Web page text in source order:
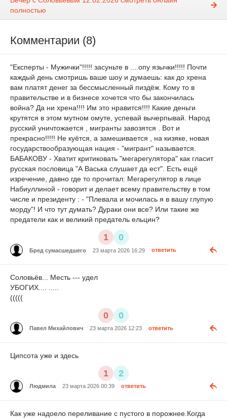
полностью
Комментарии (8)
"Експерты - Мужички"!!!!! засуньте в ....опу язычки!!!!! Почти
каждый день смотришь ваше шоу и думаешь: как до хрена
вам платят денег за бессмысленный пиздёж. Кому то в
правительстве и в бизнесе хочется что бы закончилась
война? Да ни хрена!!!! Им это нравится!!!! Какие деньги
крутятся в этом мутном омуте, успевай вычерпывай. Народ
русский уничтожается , мигранты завозятся . Вот и
прекрасно!!!!! Не куётся, а замешивается , на кизяке, новая
государствообразующая нация - "мигрант" называется.
БАБАКОВУ - Хватит критиковать "мегарегулятора" как гласит
русская пословица "А Васька слушает да ест". Есть ещё
изречение, давно где то прочитал: Мегарегулятор в лице
Набиуллиной - говорит и делает всему правительству в том
числе и президенту : - "Плевала и мочилась я в вашу глупую
морду"! И что тут думать? Дураки они все? Или такие же
предатели как и великий предатель ельцин?
1 0
Бред сумасшедшего 23 марта 2026 16:29 ответить
Соловьёв... Месть --- удел
УБОГИХ.... .....
(((((
0 0
Павел Михайлович 23 марта 2026 12:23 ответить
Ципсота уже и здесь
1 2
Людмила 23 марта 2026 00:39 ответить
Как уже надоело переливание с пустого в порожнее.Когда